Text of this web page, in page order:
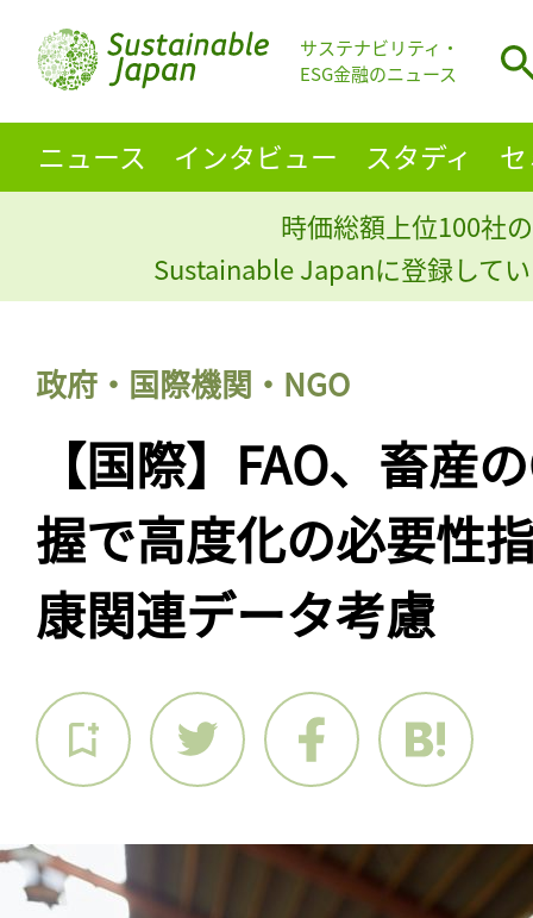
サステナビリティ・
ESG金融のニュース
ニュース インタビュー スタディ
時価総額上位100社
Sustainable Japanに登録して
政府・国際機関・NGO
【国際】FAO、畜産
握で高度化の必要性
康関連データ考慮